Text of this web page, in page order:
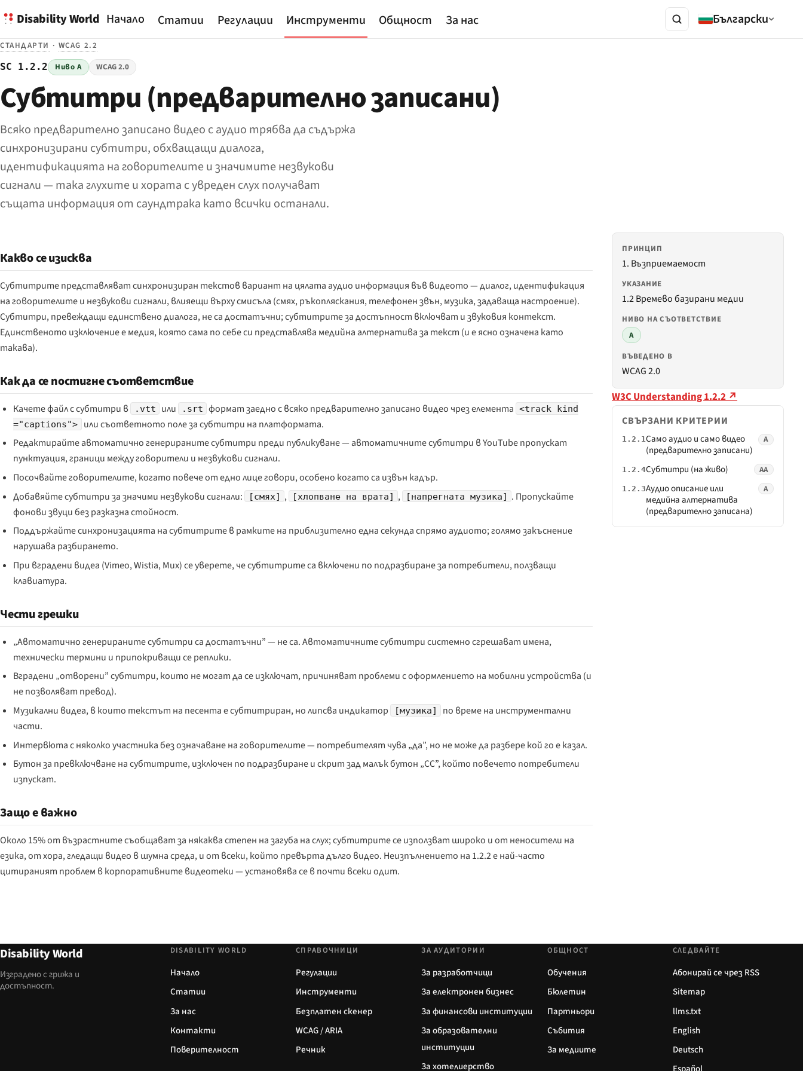
Disability World Начало Статии Регулации Инструменти Общност За нас Български
СТАНДАРТИ · WCAG 2.2
SC 1.2.2 Ниво A WCAG 2.0
Субтитри (предварително записани)
Всяко предварително записано видео с аудио трябва да съдържа
синхронизирани субтитри, обхващащи диалога,
идентификацията на говорителите и значимите незвукови
сигнали — така глухите и хората с увреден слух получават
същата информация от саундтрака като всички останали.
Какво се изисква
Субтитрите представляват синхронизиран текстов вариант на цялата аудио информация във видеото — диалог, идентификация
на говорителите и незвукови сигнали, влияещи върху смисъла (смях, ръкопляскания, телефонен звън, музика, задаваща настроение).
Субтитри, превеждащи единствено диалога, не са достатъчни; субтитрите за достъпност включват и звуковия контекст.
Единственото изключение е медия, която сама по себе си представлява медийна алтернатива за текст (и е ясно означена като
такава).
Как да се постигне съответствие
Качете файл с субтитри в .vtt или .srt формат заедно с всяко предварително записано видео чрез елемента <track kind
="captions">
или съответното поле за субтитри на платформата.
Редактирайте автоматично генерираните субтитри преди публикуване — автоматичните субтитри в YouTube пропускат
пунктуация, граници между говорители и незвукови сигнали.
Посочвайте говорителите, когато повече от едно лице говори, особено когато са извън кадър.
Добавяйте субтитри за значими незвукови сигнали:
[смях] , [хлопване на врата] , [напрегната музика] . Пропускайте
фонови звуци без разказна стойност.
Поддържайте синхронизацията на субтитрите в рамките на приблизително една секунда спрямо аудиото; голямо закъснение
нарушава разбирането.
При вградени видеа (Vimeo, Wistia, Mux) се уверете, че субтитрите са включени по подразбиране за потребители, ползващи
клавиатура.
Чести грешки
„Автоматично генерираните субтитри са достатъчни” — не са. Автоматичните субтитри системно сгрешават имена,
технически термини и припокриващи се реплики.
Вградени „отворени” субтитри, които не могат да се изключат, причиняват проблеми с оформлението на мобилни устройства (и
не позволяват превод).
Музикални видеа, в които текстът на песента е субтитриран, но липсва индикатор
[музика]
по време на инструментални
части.
Интервюта с няколко участника без означаване на говорителите — потребителят чува „да”, но не може да разбере кой го е казал.
Бутон за превключване на субтитрите, изключен по подразбиране и скрит зад малък бутон „CC”, който повечето потребители
изпускат.
Защо е важно
Около 15% от възрастните съобщават за някаква степен на загуба на слух; субтитрите се използват широко и от неносители на
езика, от хора, гледащи видео в шумна среда, и от всеки, който превърта дълго видео. Неизпълнението на 1.2.2 е най-часто
цитираният проблем в корпоративните видеотеки — установява се в почти всеки одит.
ПРИНЦИП
1. Възприемаемост
УКАЗАНИЕ
1.2 Времево базирани медии
НИВО НА СЪОТВЕТСТВИЕ
A
ВЪВЕДЕНО В
WCAG 2.0
W3C Understanding 1.2.2 ↗
СВЪРЗАНИ КРИТЕРИИ
1.2.1Само аудио и само видео
(предварително записани)
A
1.2.4Субтитри (на живо) AA
1.2.3Аудио описание или
медийна алтернатива
(предварително записана)
A
Disability World
Изградено с грижа и
достъпност.
DISABILITY WORLD
Начало
Статии
За нас
Контакти
Поверителност
СПРАВОЧНИЦИ
Регулации
Инструменти
Безплатен скенер
WCAG / ARIA
Речник
ЗА АУДИТОРИИ
За разработчици
За електронен бизнес
За финансови институции
За образователни
институции
За хотелиерство
ОБЩНОСТ
Обучения
Бюлетин
Партньори
Събития
За медиите
СЛЕДВАЙТЕ
Абонирай се чрез RSS
Sitemap
llms.txt
English
Deutsch